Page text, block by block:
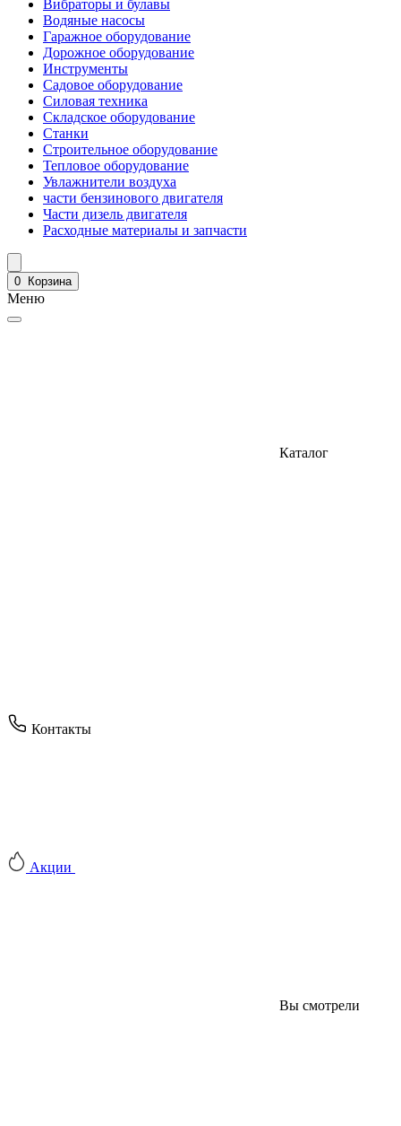
Вибраторы и булавы
Водяные насосы
Гаражное оборудование
Дорожное оборудование
Инструменты
Садовое оборудование
Силовая техника
Складское оборудование
Станки
Строительное оборудование
Тепловое оборудование
Увлажнители воздуха
части бензинового двигателя
Части дизель двигателя
Расходные материалы и запчасти
0 Корзина
Меню
Каталог
Контакты
Акции
Вы смотрели